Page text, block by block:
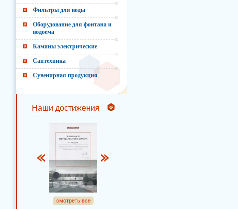
Фильтры для воды
Оборудование для фонтана и
водоема
Камины электрические
Сантехника
Сувенирная продукция
Наши достижения
смотреть все